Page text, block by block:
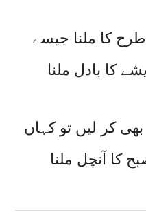
کا ملنا جیسے
کا بادل ملنا
کر لیں تو کہاں
کا آنچل ملنا